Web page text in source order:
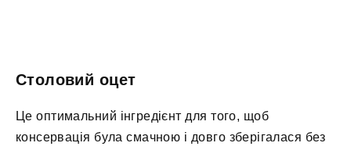
Столовий оцет
Це оптимальний інгредієнт для того, щоб
консервація була смачною і довго зберігалася без